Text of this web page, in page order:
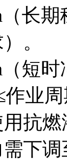
长
。
短
业
抗
下